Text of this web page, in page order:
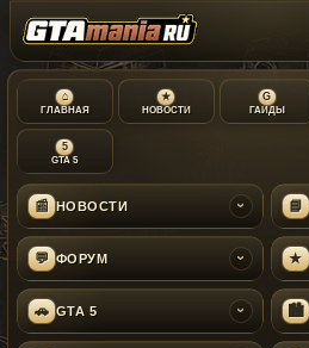
⌂
ГЛАВНАЯ
★
НОВОСТИ
G
ГАЙДЫ
5
GTA 5
📰 НОВОСТИ › 📘
💬 ФОРУМ › ★
🚗 GTA 5 › 🏙